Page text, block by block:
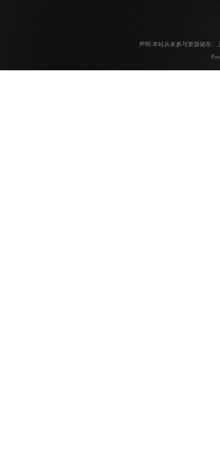
声明:本站从未参与资源储存、